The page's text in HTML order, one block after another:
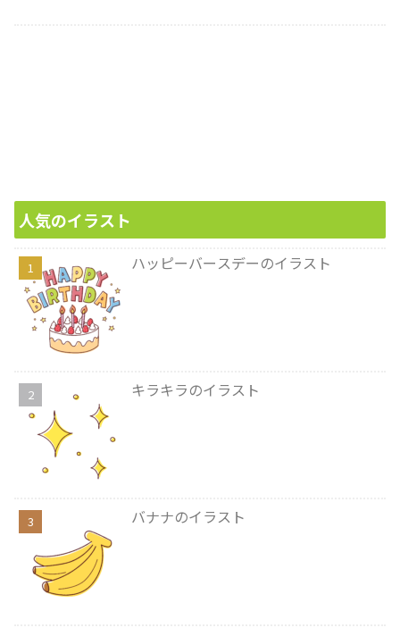
人気のイラスト
ハッピーバースデーのイラスト
キラキラのイラスト
バナナのイラスト